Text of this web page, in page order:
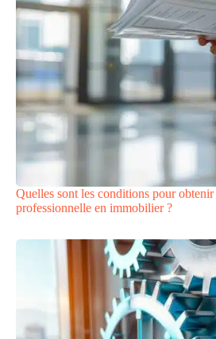
Quelles sont les conditions pour obtenir
professionnelle en immobilier ?